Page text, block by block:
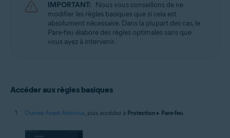
Microsoft Windows 8.1/Professionnel/Entreprise (32/64 bits)
Microsoft Windows 8/Professionnel/Entreprise (32/64 bits)
Microsoft Windows 7 Édition Familiale Basique/Édition Familiale
Premium/Professionnel/Entreprise/Édition Intégrale - Service Pack 1
avec mise à jour cumulative de commodité (32/64 bits)
IMPORTANT: Nous vous conseillons de ne
modifier les règles basiques que si cela est
absolument nécessaire. Dans la plupart des cas, le
Pare-feu élabore des règles optimales sans que
vous ayez à intervenir.
Accéder aux règles basiques
Ouvrez Avast Antivirus, puis accédez à Protection ▸ Pare-feu.